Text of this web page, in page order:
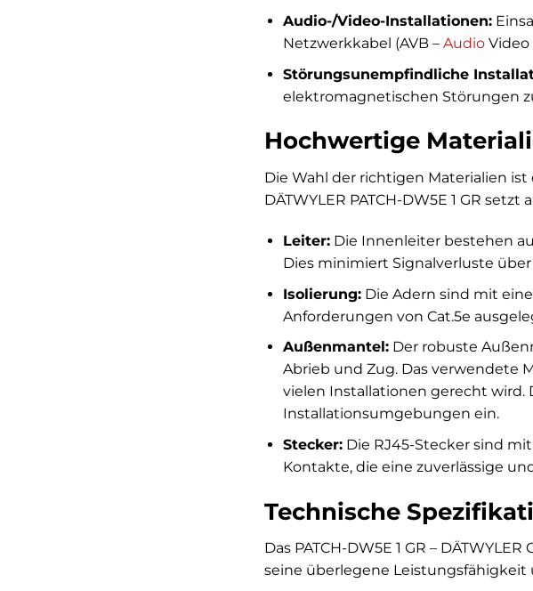
Audio-/Video-Installationen:
Netzwerkkabel (AVB – AudioVideo
Störungsunempfindliche
elektromagnetischen Störungen
Hochwertige
Die Wahl der richtigen Materialien
DÄTWYLER PATCH-DW5E 1 GR
Leiter:Die Innenleiter bestehen
Dies minimiert Signalverluste
Isolierung:Die Adern sind mit
Anforderungen von Cat.5e
Außenmantel:Der robuste
Abrieb und Zug. Das verwendete
vielen Installationen gerecht wird.
Installationsumgebungen ein.
Stecker:Die RJ45-Stecker sind
Kontakte, die eine zuverlässige
Technische
Das PATCH-DW5E 1 GR –
seine überlegene Leistungsfähigkeit